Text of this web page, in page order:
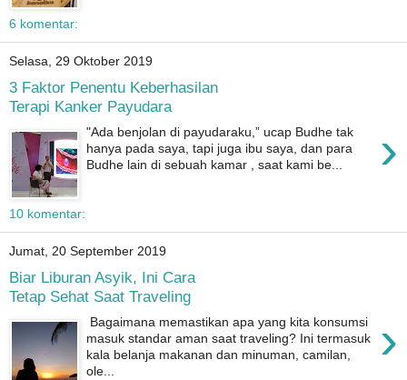
6 komentar:
Selasa, 29 Oktober 2019
3 Faktor Penentu Keberhasilan
Terapi Kanker Payudara
›
"Ada benjolan di payudaraku,” ucap Budhe tak
hanya pada saya, tapi juga ibu saya, dan para
Budhe lain di sebuah kamar , saat kami be...
10 komentar:
Jumat, 20 September 2019
Biar Liburan Asyik, Ini Cara
Tetap Sehat Saat Traveling
›
Bagaimana memastikan apa yang kita konsumsi
masuk standar aman saat traveling? Ini termasuk
kala belanja makanan dan minuman, camilan,
ole...